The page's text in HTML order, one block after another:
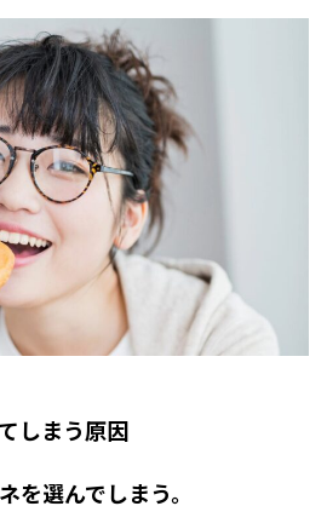
しまう原因
選んでしまう。